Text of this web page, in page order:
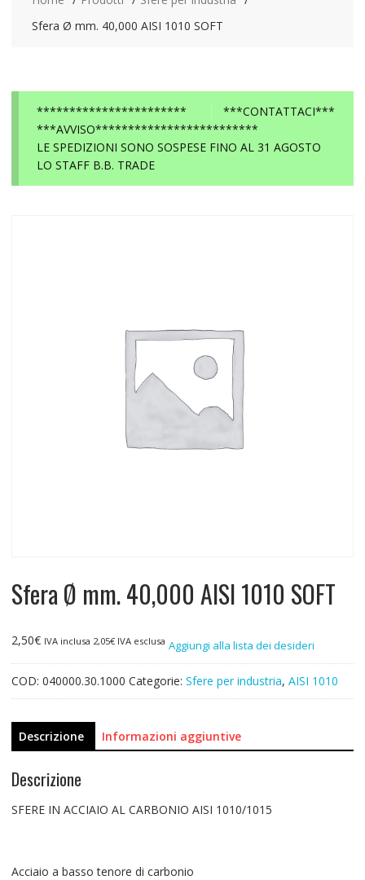
Sfera Ø mm. 40,000 AISI 1010 SOFT
***CONTATTACI***
***********************
***AVVISO*************************
LE SPEDIZIONI SONO SOSPESE FINO AL 31 AGOSTO
LO STAFF B.B. TRADE
Sfera Ø mm. 40,000 AISI 1010 SOFT
2,50€ IVA inclusa 2,05€IVA esclusa Aggiungi alla lista dei desideri
COD: 040000.30.1000 Categorie: Sfere per industria, AISI 1010
Descrizione Informazioni aggiuntive
Descrizione
SFERE IN ACCIAIO AL CARBONIO AISI 1010/1015
Acciaio a basso tenore di carbonio